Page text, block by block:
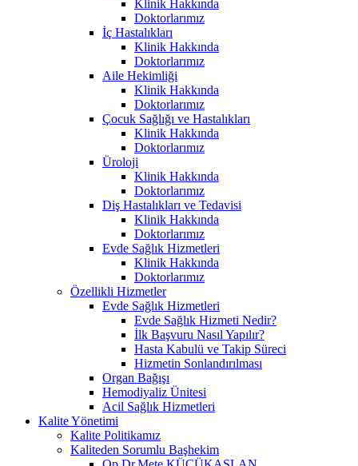
Klinik Hakkında
Doktorlarımız
İç Hastalıkları
Klinik Hakkında
Doktorlarımız
Aile Hekimliği
Klinik Hakkında
Doktorlarımız
Çocuk Sağlığı ve Hastalıkları
Klinik Hakkında
Doktorlarımız
Üroloji
Klinik Hakkında
Doktorlarımız
Diş Hastalıkları ve Tedavisi
Klinik Hakkında
Doktorlarımız
Evde Sağlık Hizmetleri
Klinik Hakkında
Doktorlarımız
Özellikli Hizmetler
Evde Sağlık Hizmetleri
Evde Sağlık Hizmeti Nedir?
İlk Başvuru Nasıl Yapılır?
Hasta Kabulü ve Takip Süreci
Hizmetin Sonlandırılması
Organ Bağışı
Hemodiyaliz Ünitesi
Acil Sağlık Hizmetleri
Kalite Yönetimi
Kalite Politikamız
Kaliteden Sorumlu Başhekim